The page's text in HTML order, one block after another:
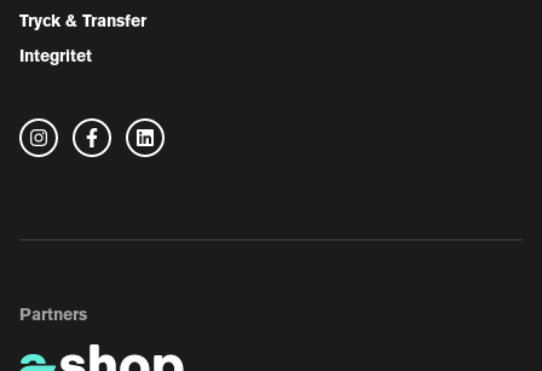
Tryck & Transfer
Integritet
Partners